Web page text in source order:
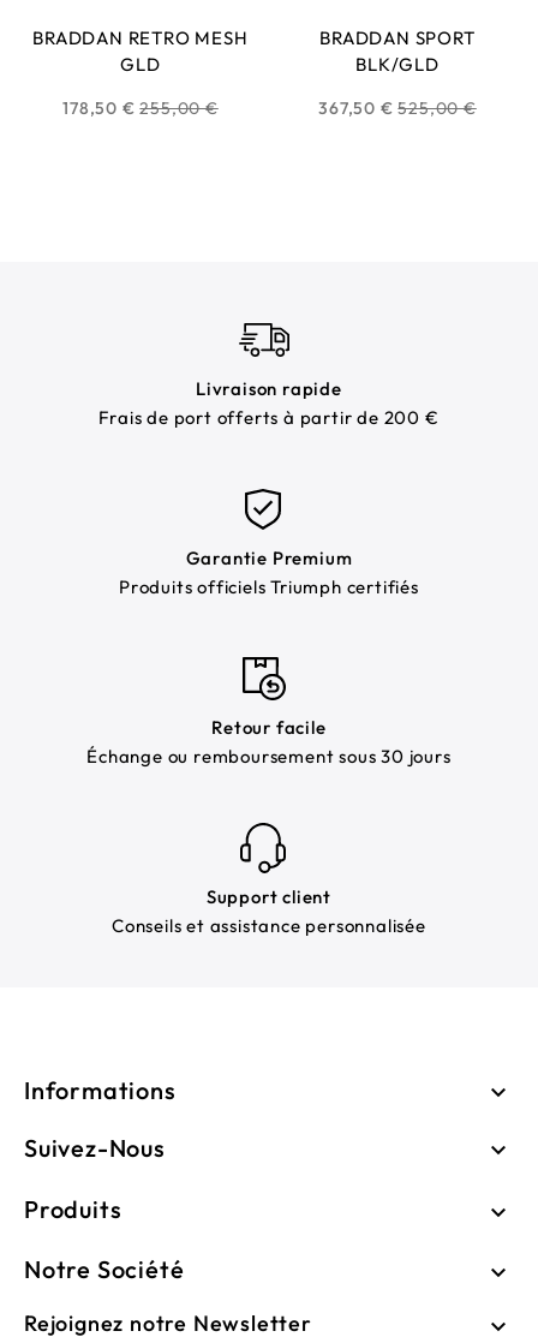
BRADDAN RETRO MESH
GLD
178,50 € Prix
255,00 €
BRADDAN SPORT
BLK/GLD
367,50 € Prix
525,00 €
Livraison rapide
Frais de port offerts à partir de 200 €
Garantie Premium
Produits officiels Triumph certifiés
Retour facile
Échange ou remboursement sous 30 jours
Support client
Conseils et assistance personnalisée
Informations 
Suivez-Nous 
Produits 
Notre Société 
Rejoignez notre Newsletter 